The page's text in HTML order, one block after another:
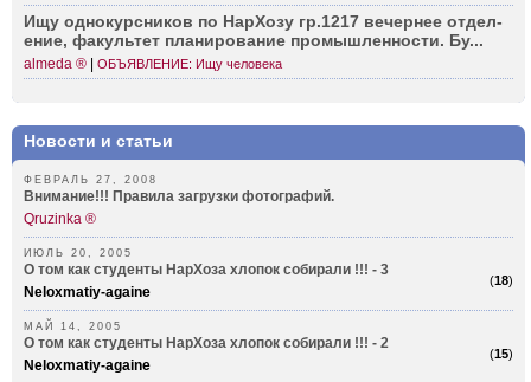
Ищу однок­урсников по НарХозу гр.1217 вечернее отдел­
ение, факультет плани­рование промы­шленности. Бу...
almeda ® ОБЪЯВЛЕНИЕ: Ищу человека
Новости и статьи
ФЕВРАЛЬ 27, 2008
Внимание!!! Правила загрузки фотографий.
Qruzinka ®
ИЮЛЬ 20, 2005
(18)
О том как студенты НарХоза хлопок собирали !!! - 3
Neloxmatiy-againe
МАЙ 14, 2005
(15)
О том как студенты НарХоза хлопок собирали !!! - 2
Neloxmatiy-againe